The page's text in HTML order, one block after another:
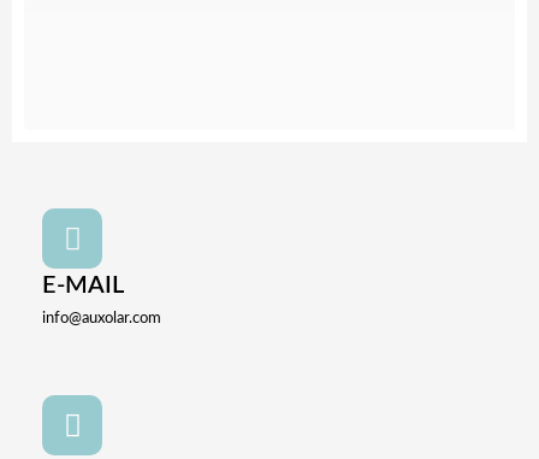
E-MAIL
info@auxolar.com